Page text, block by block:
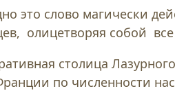
это слово магически
олицетворяя собой
столица
по численности